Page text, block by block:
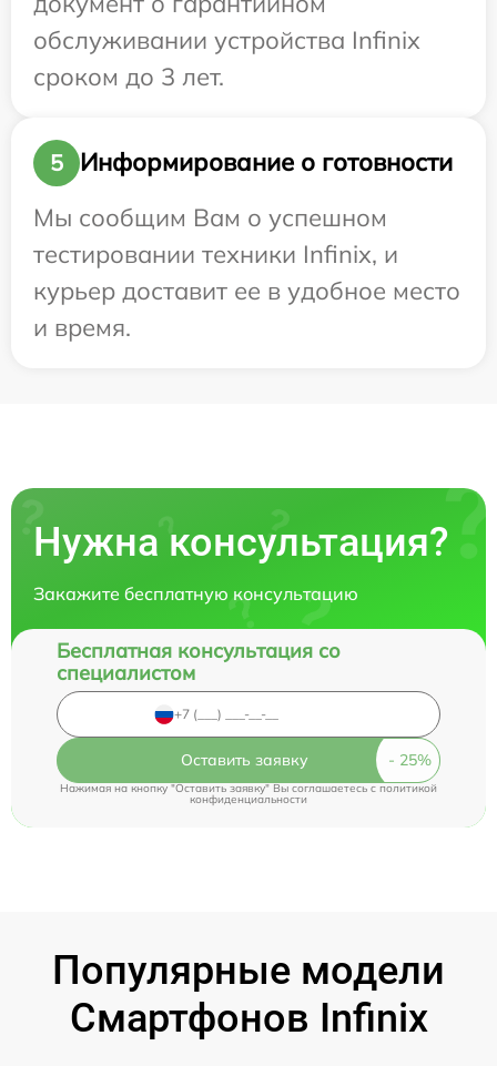
обслуживании устройства Infinix
сроком до 3 лет.
5
Информирование о готовности
Мы сообщим Вам о успешном
тестировании техники Infinix, и
курьер доставит ее в удобное место
и время.
Нужна консультация?
Закажите бесплатную консультацию
Бесплатная консультация со
специалистом
Оставить заявку
Нажимая на кнопку "Оставить заявку" Вы соглашаетесь cполитикой
конфиденциальности
Популярные модели
Смартфонов Infinix